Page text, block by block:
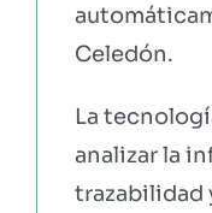
Celedón.
La
analizar la
trazabilidad